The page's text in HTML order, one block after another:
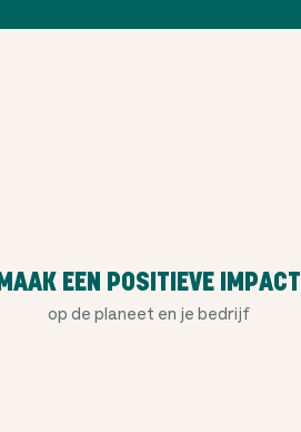
MAAK EEN POSITIEVE IMPACT
op de planeet en je bedrijf